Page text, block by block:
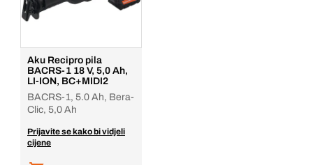
Aku Recipro pila
BACRS-1 18 V, 5,0 Ah,
LI-ION, BC+MIDI2
BACRS-1, 5.0 Ah, Bera-
Clic, 5,0 Ah
Prijavite se kako bi vidjeli
cijene